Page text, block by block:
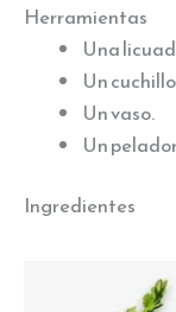
Herramientas
Una
Un
Un vaso.
Un
Ingredientes